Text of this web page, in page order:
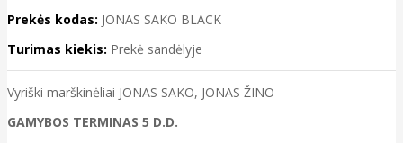
Prekės kodas: JONAS SAKO BLACK
Turimas kiekis: Prekė sandėlyje
Vyriški marškinėliai JONAS SAKO, JONAS ŽINO
GAMYBOS TERMINAS 5 D.D.